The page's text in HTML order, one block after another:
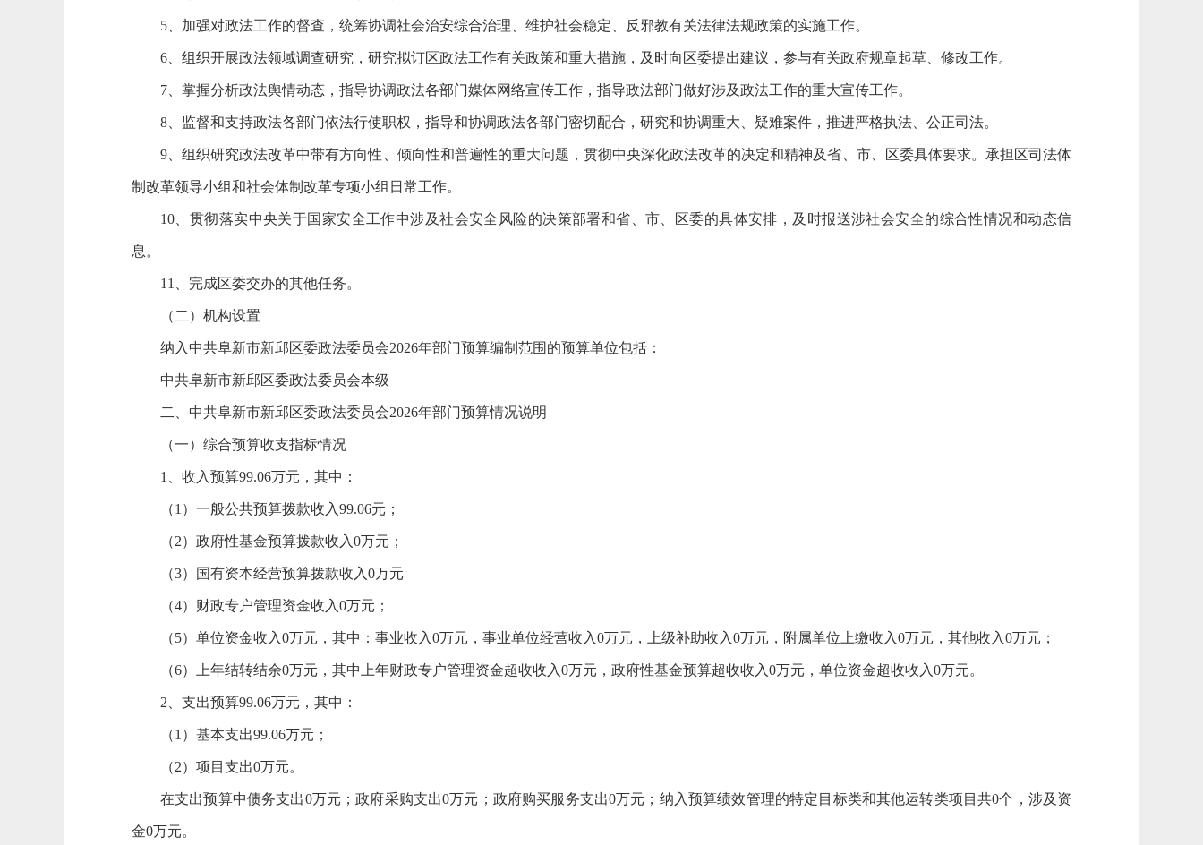
5、 加强对政法工作的督查，统筹协调社会治安综合治理、维护社会稳定、反邪教有关法律法规政策的实施工作。
6、组织开展政法领域调查研究，研究拟订区政法工作有关政策和重大措施，及时向区委提出建议，参与有关政府规章起草、修改工作。
7、掌握分析政法舆情动态，指导协调政法各部门媒体网络宣传工作，指导政法部门做好涉及政法工作的重大宣传工作。
8、监督和支持政法各部门依法行使职权，指导和协调政法各部门密切配合，研究和协调重大、疑难案件，推进严格执法、公正司法。
9、组织研究政法改革中带有方向性、倾向性和普遍性的重大问题，贯彻中央深化政法改革的决定和精神及省、市、区委具体要求。承担区司法体
制改革领导小组和社会体制改革专项小组日常工作。
10、贯彻落实中央关于国家安全工作中涉及社会安全风险的决策部署和省、市、区委的具体安排，及时报送涉社会安全的综合性情况和动态信
息。
11、完成区委交办的其他任务。
（二）机构设置
纳入中共阜新市新邱区委政法委员会2026年部门预算编制范围的预算单位包括：
中共阜新市新邱区委政法委员会本级
二、中共阜新市新邱区委政法委员会2026年部门预算情况说明
（一）综合预算收支指标情况
1、收入预算99.06万元，其中：
（1）一般公共预算拨款收入99.06元；
（2）政府性基金预算拨款收入0万元；
（3）国有资本经营预算拨款收入0万元
（4）财政专户管理资金收入0万元；
（5）单位资金收入0万元，其中：事业收入0万元，事业单位经营收入0万元，上级补助收入0万元，附属单位上缴收入0万元，其他收入0万元；
（6）上年结转结余0万元，其中上年财政专户管理资金超收收入0万元，政府性基金预算超收收入0万元，单位资金超收收入0万元。
2、支出预算99.06万元，其中：
（1）基本支出99.06万元；
（2）项目支出0万元。
在支出预算中债务支出0万元；政府采购支出0万元；政府购买服务支出0万元；纳入预算绩效管理的特定目标类和其他运转类项目共0个，涉及资
金0万元。